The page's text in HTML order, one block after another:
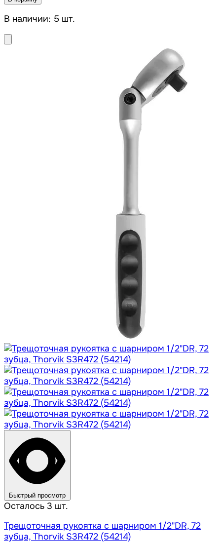
В наличии: 5 шт.
Быстрый просмотр
Осталось 3 шт.
Трещоточная рукоятка с шарниром 1/2"DR, 72
зубца, Thorvik S3R472 (54214)